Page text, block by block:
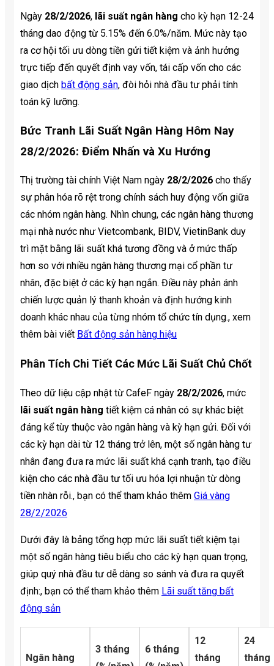
Ngày 28/2/2026, lãi suất ngân hàng cho kỳ hạn 12-24
tháng dao động từ 5.15% đến 6.0%/năm. Mức này tạo
ra cơ hội tối ưu dòng tiền gửi tiết kiệm và ảnh hưởng
trực tiếp đến quyết định vay vốn, tái cấp vốn cho các
giao dịch bất động sản, đòi hỏi nhà đầu tư phải tính
toán kỹ lưỡng.
Bức Tranh Lãi Suất Ngân Hàng Hôm Nay
28/2/2026: Điểm Nhấn và Xu Hướng
Thị trường tài chính Việt Nam ngày 28/2/2026 cho thấy
sự phân hóa rõ rệt trong chính sách huy động vốn giữa
các nhóm ngân hàng. Nhìn chung, các ngân hàng thương
mại nhà nước như Vietcombank, BIDV, VietinBank duy
trì mặt bằng lãi suất khá tương đồng và ở mức thấp
hơn so với nhiều ngân hàng thương mại cổ phần tư
nhân, đặc biệt ở các kỳ hạn ngắn. Điều này phản ánh
chiến lược quản lý thanh khoản và định hướng kinh
doanh khác nhau của từng nhóm tổ chức tín dụng., xem
thêm bài viết Bất động sản hàng hiệu
Phân Tích Chi Tiết Các Mức Lãi Suất Chủ Chốt
Theo dữ liệu cập nhật từ CafeF ngày 28/2/2026, mức
lãi suất ngân hàng tiết kiệm cá nhân có sự khác biệt
đáng kể tùy thuộc vào ngân hàng và kỳ hạn gửi. Đối với
các kỳ hạn dài từ 12 tháng trở lên, một số ngân hàng tư
nhân đang đưa ra mức lãi suất khá cạnh tranh, tạo điều
kiện cho các nhà đầu tư tối ưu hóa lợi nhuận từ dòng
tiền nhàn rỗi., bạn có thể tham khảo thêm Giá vàng
28/2/2026
Dưới đây là bảng tổng hợp mức lãi suất tiết kiệm tại
một số ngân hàng tiêu biểu cho các kỳ hạn quan trọng,
giúp quý nhà đầu tư dễ dàng so sánh và đưa ra quyết
định:, bạn có thể tham khảo thêm Lãi suất tăng bất
động sản
Ngân hàng
3 tháng
6 tháng
12
tháng
24
tháng